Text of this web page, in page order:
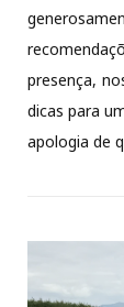
presença,
dicas para
apologia de